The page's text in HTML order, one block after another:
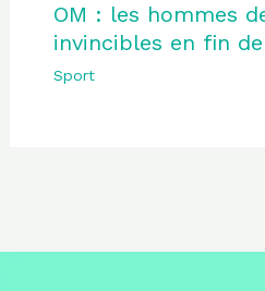
OM : les hommes
invincibles en fin
Sport